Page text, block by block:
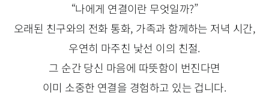
“나에게 연결이란 무엇일까?”
오래된 친구와의 전화 통화, 가족과 함께하는 저녁 시간,
우연히 마주친 낯선 이의 친절.
그 순간 당신 마음에 따뜻함이 번진다면
이미 소중한 연결을 경험하고 있는 겁니다.